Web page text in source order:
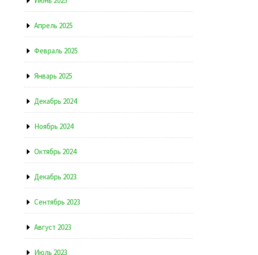
Апрель 2025
Февраль 2025
Январь 2025
Декабрь 2024
Ноябрь 2024
Октябрь 2024
Декабрь 2023
Сентябрь 2023
Август 2023
Июль 2023